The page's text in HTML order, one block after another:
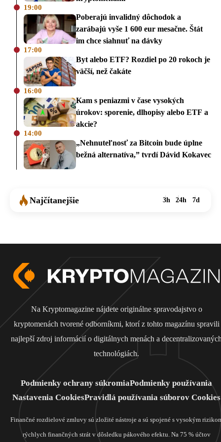
19:00
Poberajú invalidný dôchodok a
zarábajú vyše 1 600 eur mesačne. Štát
im chce siahnuť na dávky
17:00
Byt alebo ETF? Rozdiel po 20 rokoch je
väčší, než čakáte
16:00
Kam s peniazmi v čase vysokých
úrokov: sporenie, dlhopisy alebo ETF a
akcie?
14:00
„Nehnuteľnosť za Bitcoin bude úplne
bežná alternatíva,” tvrdí Dávid Kokavec
Najčítanejšie 3h 24h 7d
Na Kryptomagazine nájdete originálne spravodajstvo o
kryptomenách tvorené odborníkmi, ktorí z tohto magazínu spravili
najlepší zdroj informácií o digitálnych menách a
technológiách.
Podmienky ochrany súkromiaPodmienky používania
Nastavenia CookiesPravidlá používania súborov Cookies
Finančné rozdielové zmluvy sú zložité nástroje a sú spojené s vysokým
rýchlych finančných strát v dôsledku pákového efektu. Na 75 % účtov